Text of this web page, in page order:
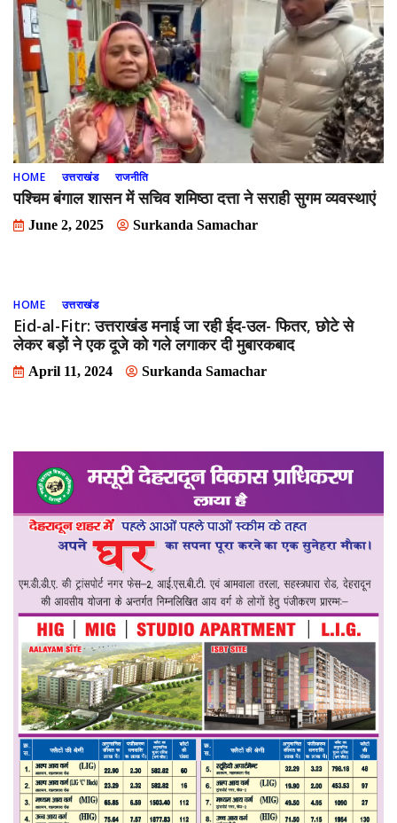
HOME उत्तराखंड राजनीति
पश्चिम बंगाल शासन में सचिव शमिष्ठा दत्ता ने सराही सुगम व्यवस्थाएं
June 2, 2025 Surkanda Samachar
HOME उत्तराखंड
Eid-al-Fitr: उत्तराखंड मनाई जा रही ईद-उल- फितर, छोटे से
लेकर बड़ों ने एक दूजे को गले लगाकर दी मुबारकबाद
April 11, 2024 Surkanda Samachar